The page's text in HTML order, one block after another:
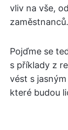
vliv na vše,
zaměstnanců.
Pojďme se
s příklady z
vést s
které budou